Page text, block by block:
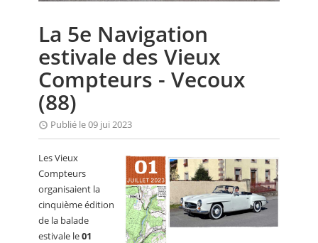
VIDEO
ANNUAIRES
PETITES ANNONCES
La 5e Navigation
estivale des Vieux
Compteurs - Vecoux
(88)
Publié le 09 jui 2023
Les Vieux
Compteurs
organisaient la
cinquième édition
de la balade
estivale le01